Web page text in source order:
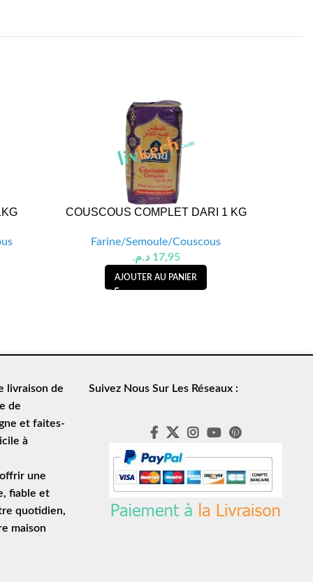
COUSCOUS COMPLET DARI 1 KG
Farine/Semoule/Couscous
17,95 د.م.
AJOUTER AU PANIER
livraison de
de
et faites-
à
offrir une
, fiable et
quotidien,
maison
Suivez Nous Sur Les Réseaux :